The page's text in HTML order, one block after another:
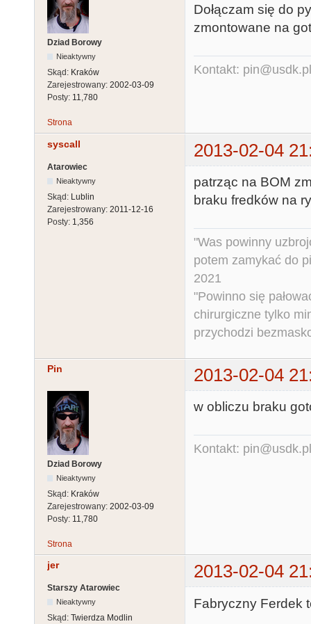
Dziad Borowy
Nieaktywny
Skąd: Kraków
Zarejestrowany: 2002-03-09
Posty: 11,780
Dołączam się do
zmontowane na
Kontakt: pin@usdk.pl
Strona
syscall 2013-02-04
Atarowiec
Nieaktywny
Skąd: Lublin
Zarejestrowany: 2011-12-16
Posty: 1,356
patrząc na BOM
braku fredków na
"Was powinny
potem zamykać do
2021
"Powinno się
chirurgiczne tylko
przychodzi
Pin 2013-02-04
Dziad Borowy
Nieaktywny
Skąd: Kraków
Zarejestrowany: 2002-03-09
Posty: 11,780
w obliczu braku
Kontakt: pin@usdk.pl
Strona
jer 2013-02-04
Starszy Atarowiec
Nieaktywny
Skąd: Twierdza Modlin
Fabryczny Ferdek